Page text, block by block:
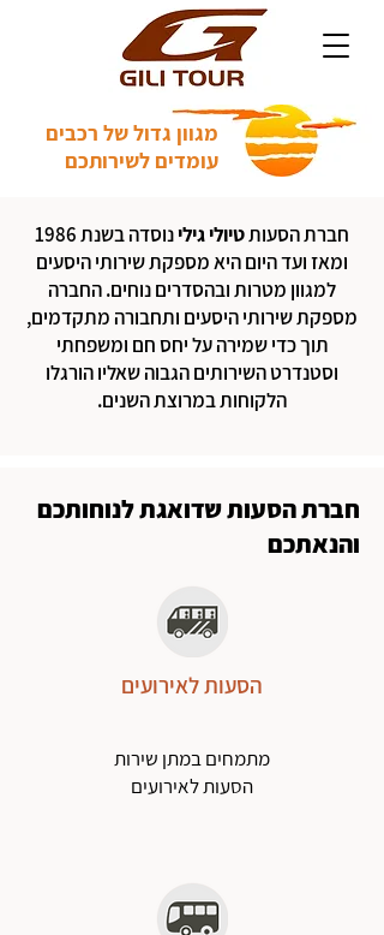
מגוון גדול של רכבים
עומדים לשירותכם
חברת הסעותטיולי גילי
נוסדה בשנת 1986
ומאז ועד היום היא מספקת שירותי היסעים
למגוון מטרות ובהסדרים נוחים. החברה
מספקת שירותי היסעים ותחבורה מתקדמים,
תוך כדי שמירה על יחס חם ומשפחתי
וסטנדרט השירותים הגבוה שאליו הורגלו
הלקוחות במרוצת השנים.
חברת הסעות שדואגת לנוחותכם
והנאתכם
הסעות לאירועים
מתמחים במתן שירות
הסעות לאירועים